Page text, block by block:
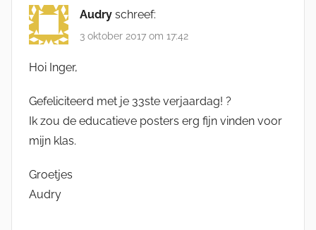
Audry schreef:
3 oktober 2017 om 17:42
Hoi Inger,
Gefeliciteerd met je 33ste verjaardag! ?
Ik zou de educatieve posters erg fijn vinden voor
mijn klas.
Groetjes
Audry